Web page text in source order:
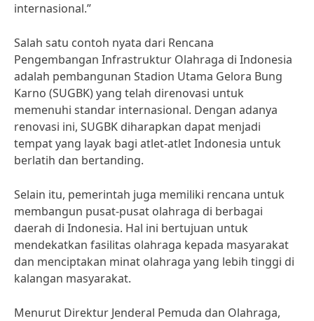
internasional.”
Salah satu contoh nyata dari Rencana
Pengembangan Infrastruktur Olahraga di Indonesia
adalah pembangunan Stadion Utama Gelora Bung
Karno (SUGBK) yang telah direnovasi untuk
memenuhi standar internasional. Dengan adanya
renovasi ini, SUGBK diharapkan dapat menjadi
tempat yang layak bagi atlet-atlet Indonesia untuk
berlatih dan bertanding.
Selain itu, pemerintah juga memiliki rencana untuk
membangun pusat-pusat olahraga di berbagai
daerah di Indonesia. Hal ini bertujuan untuk
mendekatkan fasilitas olahraga kepada masyarakat
dan menciptakan minat olahraga yang lebih tinggi di
kalangan masyarakat.
Menurut Direktur Jenderal Pemuda dan Olahraga,